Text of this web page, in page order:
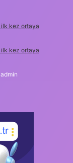
ilk kez ortaya
ilk kez ortaya
admin